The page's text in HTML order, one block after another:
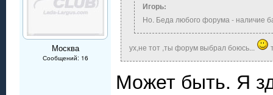
Москва
Сообщений: 16
Игорь:
Но. Беда любого форума - наличие
ух,не тот ,ты форум выбрал боюсь...
Может быть. Я